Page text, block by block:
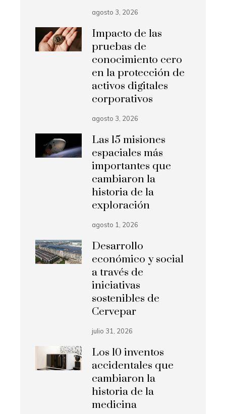
agosto 3, 2026
Impacto de las
pruebas de
conocimiento cero
en la protección de
activos digitales
corporativos
agosto 3, 2026
Las 15 misiones
espaciales más
importantes que
cambiaron la
historia de la
exploración
agosto 1, 2026
Desarrollo
económico y social
a través de
iniciativas
sostenibles de
Cervepar
julio 31, 2026
Los 10 inventos
accidentales que
cambiaron la
historia de la
medicina